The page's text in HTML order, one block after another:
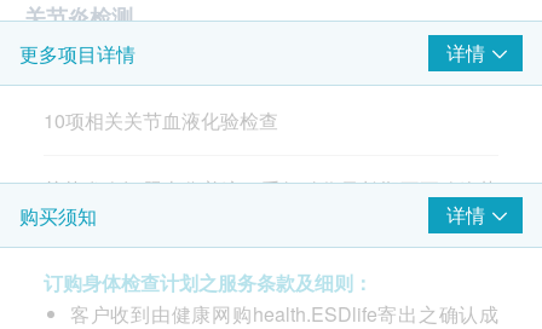
关节炎检测
尿酸
链球菌溶血素抗体
类风湿性关节炎检验
类风湿关节炎因子
高敏丙种反应蛋白
更多项目详情 详情
10项相关关节血液化验检查
关节发炎问题十分普遍。重复动作及长期不正确姿势
会为肌肉及软骨组织带来额外压力。
购买须知 详情
订购身体检查计划之服务条款及细则：
客户收到由健康网购health.ESDlife寄出之确认成